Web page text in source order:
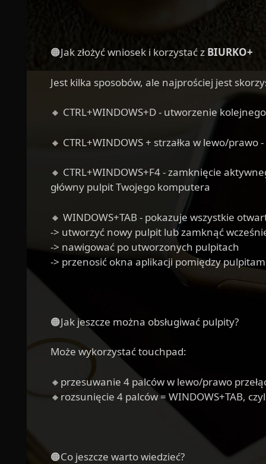
🟠Jak złożyć wniosek i korzystać z BIURKO+
Jest kilka sposobów, ale najprościej jest
🔸 CTRL+WINDOWS+D - utworzenie
🔸 CTRL+WINDOWS + strzałka w lewo/
🔸 CTRL+WINDOWS+F4 - zamknięcie
główny pulpit Twojego komputera
🔸 WINDOWS+TAB - pokazuje wszystkie
-> utworzyć nowy pulpit lub zamknąć
-> nawigować po utworzonych pulpitach
-> przenosić okna aplikacji pomiędzy
🟠Jak jeszcze można obsługiwać pulpity?
Może wykorzystać touchpad:
🔸przesuwanie 4 palców w lewo/prawo
🔸rozsunięcie 4 palców = WINDOWS+TAB,
🟠Co jeszcze warto wiedzieć?